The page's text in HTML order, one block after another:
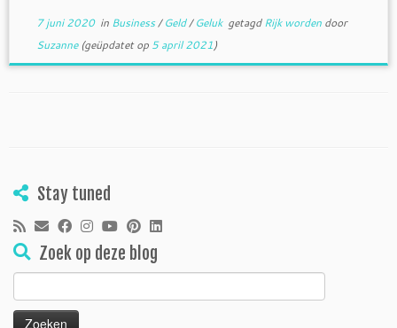
7 juni 2020in Business/Geld/Geluk getagdRijk worden door
Suzanne(geüpdatet op 5 april 2021)
Stay tuned
Zoek op deze blog
Zoeken
naar: